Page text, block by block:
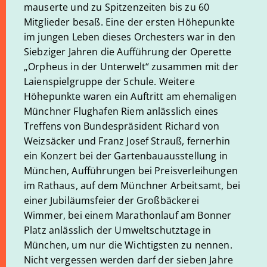
mauserte und zu Spitzenzeiten bis zu 60
Mitglieder besaß. Eine der ersten Höhepunkte
im jungen Leben dieses Orchesters war in den
Siebziger Jahren die Aufführung der Operette
„Orpheus in der Unterwelt“ zusammen mit der
Laienspielgruppe der Schule. Weitere
Höhepunkte waren ein Auftritt am ehemaligen
Münchner Flughafen Riem anlässlich eines
Treffens von Bundespräsident Richard von
Weizsäcker und Franz Josef Strauß, fernerhin
ein Konzert bei der Gartenbauausstellung in
München, Aufführungen bei Preisverleihungen
im Rathaus, auf dem Münchner Arbeitsamt, bei
einer Jubiläumsfeier der Großbäckerei
Wimmer, bei einem Marathonlauf am Bonner
Platz anlässlich der Umweltschutztage in
München, um nur die Wichtigsten zu nennen.
Nicht vergessen werden darf der sieben Jahre